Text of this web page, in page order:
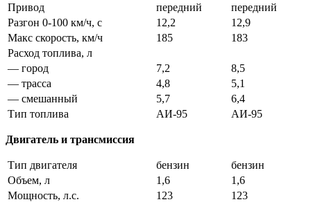
Привод
передний
передний
Разгон 0-100 км/ч, с
12,2
12,9
Макс скорость, км/ч
185
183
Расход топлива, л
— город
7,2
8,5
— трасса
4,8
5,1
— смешанный
5,7
6,4
Тип топлива
АИ-95 АИ-95
Двигатель и трансмиссия
Тип двигателя бензин
бензин
Объем, л
1,6
1,6
Мощность, л.с.
123
123